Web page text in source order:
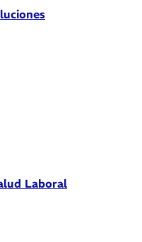
Laboral